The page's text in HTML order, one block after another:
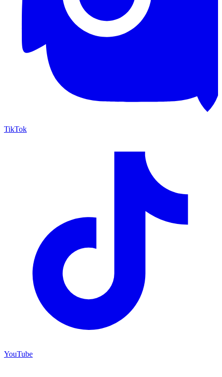
TikTok
YouTube